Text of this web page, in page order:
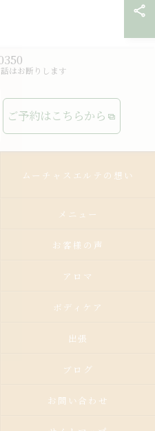
はお断りします
ご予約はこちらから
ムーチャスエルテの想い
メニュー
お客様の声
アロマ
ボディケア
出張
ブログ
お問い合わせ